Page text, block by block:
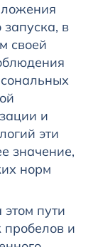
в
своей
и
эти
значение,
норм
пути
пробелов и